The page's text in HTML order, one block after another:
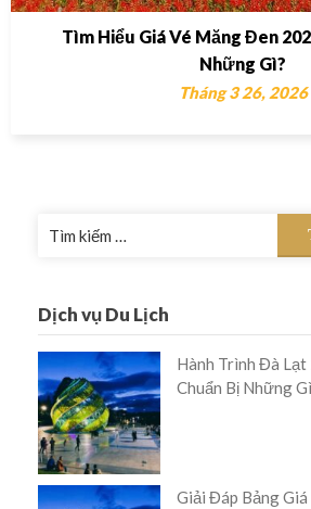
Tìm Hiểu Giá Vé Măng Đen
Những Gì?
Tháng 3 26, 2026
kiếm
Dịch vụ Du Lịch
Hành Trình Đà Lạt
Chuẩn Bị Những
Giải Đáp Bảng